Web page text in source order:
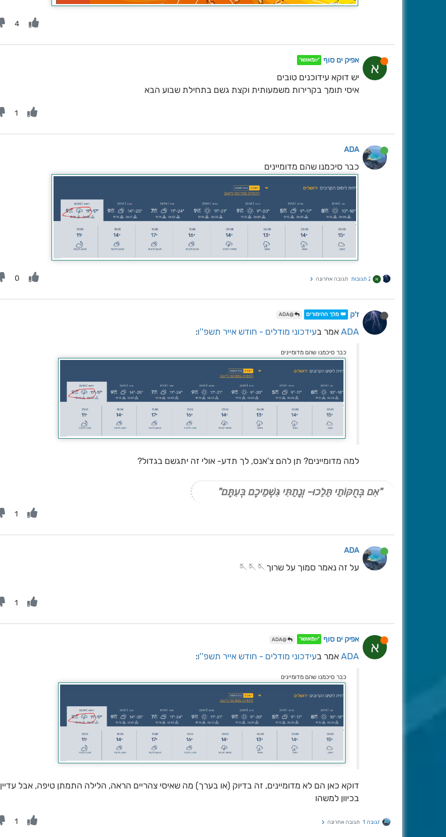
4
א אפיק ים סוף ✅מאושר
יש דוקא עידוכנים טובים
איסי תומך בקרירות משמעותית וקצת גשם בתחילת שבוע הבא
1
ADA
כבר סיכמנו שהם מדומיינים
א 2 תגובות תגובה אחרונה 0
ז'ק 👑 מלך ההימורים @ADA
ADA אמר בעידכוני מודלים - חודש אייר תשפ''ו:
כבר סיכמנו שהם מדומיינים
למה מדומיינים? תן להם צ'אנס, לך תדע- אולי זה יתגשם בגדול?
"אִם בְּחֻקּוֹתַי תֵּלֵכוּ- וְנָתַתִּי גִּשְׁמֵיכֶם בְּעִתָּם"
1
ADA
על זה נאמר סמוך על שרוך🪡🪡🪡
1
א אפיק ים סוף ✅מאושר @ADA
ADA אמר בעידכוני מודלים - חודש אייר תשפ''ו:
כבר סיכמנו שהם מדומיינים
דוקא כאן הם לא מדומיינים, זה בדיוק (או בערך) מה שאיסי צהריים הראה, הלילה התמתן טיפה, אבל עדיין
בכיוון למשהו
תגובה 1 תגובה אחרונה 1